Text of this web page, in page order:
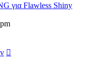
για Flawless Shiny